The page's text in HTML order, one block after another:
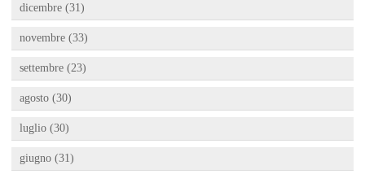
dicembre (31)
novembre (33)
settembre (23)
agosto (30)
luglio (30)
giugno (31)